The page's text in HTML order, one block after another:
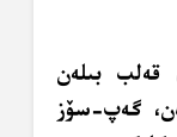
قەلب بىلەن
گەپ-سۆز